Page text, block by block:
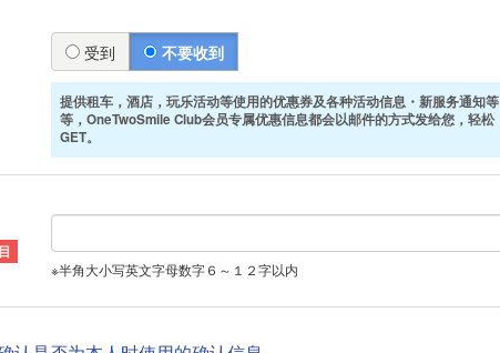
受到 不要收到
提供租车，酒店，玩乐活动等使用的优惠券及各种活动信息・新服务通知等
等，OneTwoSmile Club会员专属优惠信息都会以邮件的方式发给您，轻松
GET。
※半角大小写英文字母数字６～１２字以内